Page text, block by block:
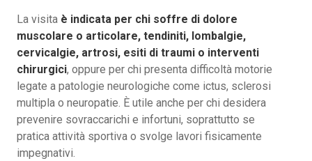
La visita è indicata per chi soffre di dolore
muscolare o articolare, tendiniti, lombalgie,
cervicalgie, artrosi, esiti di traumi o interventi
chirurgici, oppure per chi presenta difficoltà motorie
legate a patologie neurologiche come ictus, sclerosi
multipla o neuropatie. È utile anche per chi desidera
prevenire sovraccarichi e infortuni, soprattutto se
pratica attività sportiva o svolge lavori fisicamente
impegnativi.